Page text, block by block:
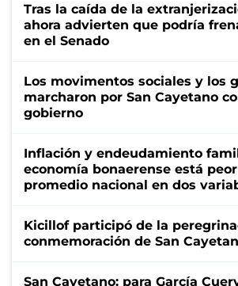
Tras la caída de la
ahora advierten que podría
en el Senado
Los movimentos sociales y los
marcharon por San Cayetano
gobierno
Inflación y endeudamiento
economía bonaerense está
promedio nacional en dos
Kicillof participó de la
conmemoración de San
San Cayetano: para García